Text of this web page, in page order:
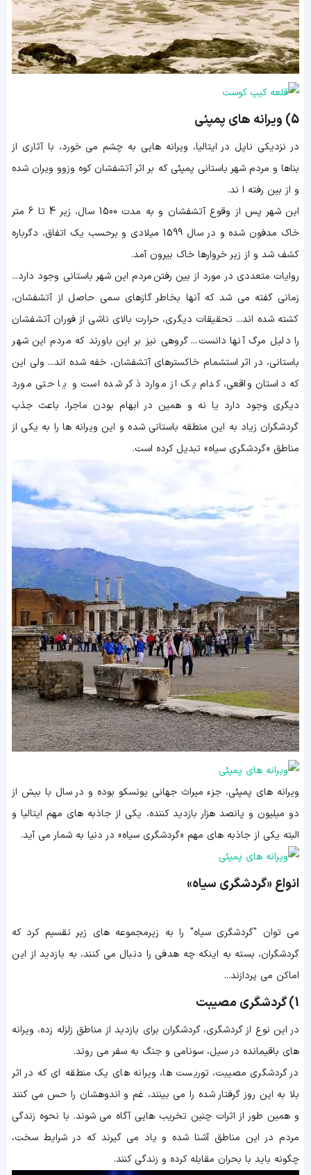
5) ویرانه های پمپئی
در نزدیکی ناپل در ایتالیا، ویرانه هایی به چشم می خورد، با آثاری از
بناها و مردم شهر باستانی پمپئی که بر اثر آتشفشان کوه وزوو ویران شده
و از بین رفته ا ند.
این شهر پس از وقوع آتشفشان و به مدت 1500 سال، زیر 4 تا 6 متر
خاک مدفون شده و در سال 1599 میلادی و برحسب یک اتفاق، دگرباره
کشف شد و از زیر خروارها خاک بیرون آمد.
روایات متعددی در مورد از بین رفتن مردم این شهر باستانی وجود دارد...
زمانی گفته می شد که آنها بخاطر گازهای سمی حاصل از آتشفشان،
کشته شده اند... تحقیقات دیگری، حرارت بالای ناشی از فوران آتشفشان
را دلیل مرگ آنها دانست... گروهی نیز بر این باورند که مردم این شهر
باستانی، در اثر استشمام خاکسترهای آتشفشان، خفه شده اند... ولی این
که داستان واقعی، کدام یک از موارد ذکر شده است و یا حتی مورد
دیگری وجود دارد یا نه و همین در ابهام بودن ماجرا، باعث جذب
گردشگران زیاد به این منطقه باستانی شده و این ویرانه ها را به یکی از
مناطق «گردشگری سیاه» تبدیل کرده است.
ویرانه های پمپئی، جزء میراث جهانی یونسکو بوده و در سال با بیش از
دو میلیون و پانصد هزار بازدید کننده، یکی از جاذبه های مهم ایتالیا و
البته یکی از جاذبه های مهم «گردشگری سیاه» در دنیا به شمار می آید.
انواع «گردشگری سیاه»
می توان "گردشگری سیاه" را به زیرمجموعه های زیر تقسیم کرد که
گردشگران، بسته به اینکه چه هدفی را دنبال می کنند، به بازدید از این
اماکن می پردازند...
1) گردشگری مصیبت
در این نوع از گردشگری، گردشگران برای بازدید از مناطق زلزله زده، ویرانه
های باقیمانده در سیل، سونامی و جنگ به سفر می روند.
در گردشگری مصیبت، توریست ها، ویرانه های یک منطقه ای که در اثر
بلا به این روز گرفتار شده را می بینند، غم و اندوهشان را حس می کنند
و همین طور از اثرات چنین تخریب هایی آگاه می شوند. با نحوه زندگی
مردم در این مناطق آشنا شده و یاد می گیرند که در شرایط سخت،
چگونه باید با بحران مقابله کرده و زندگی کنند.